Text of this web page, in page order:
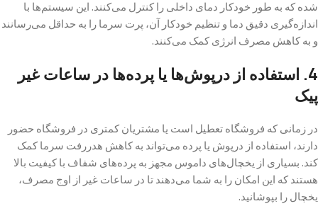
شده که به طور خودکار دمای داخلی را کنترل می‌کنند. این سیستم‌ها با
اندازه‌گیری دقیق دما و تنظیم خودکار آن، پرت سرما را به حداقل می‌رسانند
و به کاهش مصرف انرژی کمک می‌کنند.
4. استفاده از درپوش‌ها یا پرده‌ها در ساعات غیر
پیک
در زمانی که فروشگاه تعطیل است یا مشتریان کمتری در فروشگاه حضور
دارند، استفاده از درپوش یا پرده می‌تواند به کاهش هدررفت سرما کمک
کند. بسیاری از یخچال‌های داموس مجهز به پرده‌های شفاف با کیفیت بالا
هستند که این امکان را به شما می‌دهند تا در ساعات غیر از اوج مصرف،
یخچال را بپوشانید.